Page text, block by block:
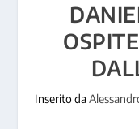
Inserito da